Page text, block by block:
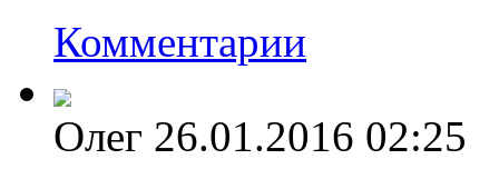
Комментарии
Олег 26.01.2016 02:25